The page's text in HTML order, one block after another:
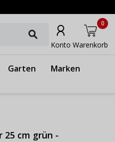
Konto Warenkorb
0
Garten Marken
25 cm grün -